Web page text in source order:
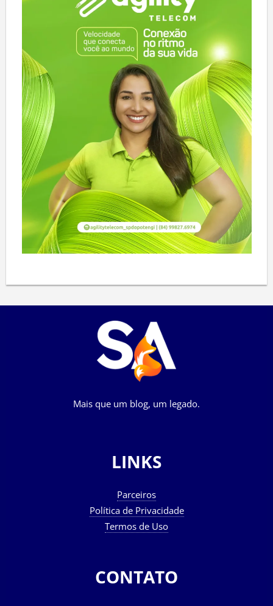
Mais que um blog, um legado.
LINKS
Parceiros
Política de Privacidade
Termos de Uso
CONTATO